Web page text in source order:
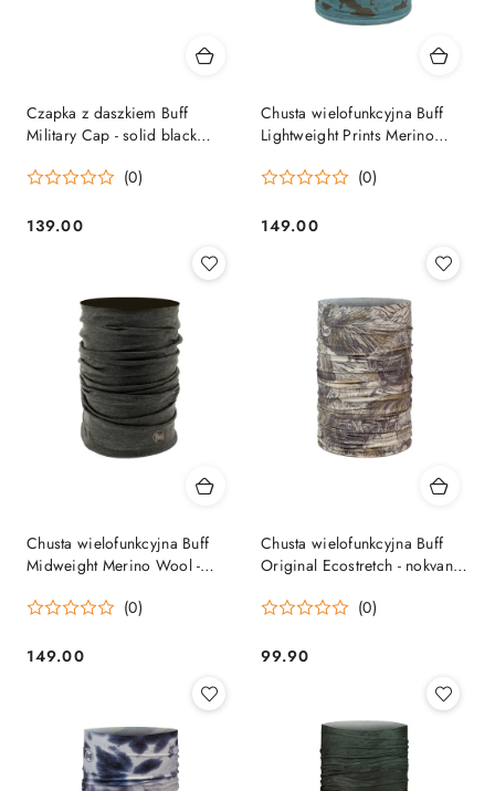
Czapka z daszkiem Buff
Military Cap - solid black
(0)
Cena:
139.00
Chusta wielofunkcyjna Buff
Lightweight Prints Merino
(0)
Cena:
149.00
Chusta wielofunkcyjna Buff
Midweight Merino Wool -
(0)
Cena:
149.00
Chusta wielofunkcyjna Buff
Original Ecostretch - nokvann
(0)
Cena:
99.90